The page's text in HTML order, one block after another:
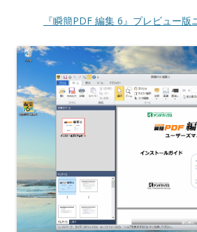
『瞬簡PDF 編集 6』プレビュー版